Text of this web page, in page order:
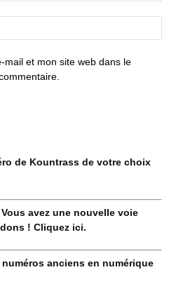
mail et mon site web dans le
de Kountrass de votre choix
avez une nouvelle voie
! Cliquez ici.
anciens en numérique